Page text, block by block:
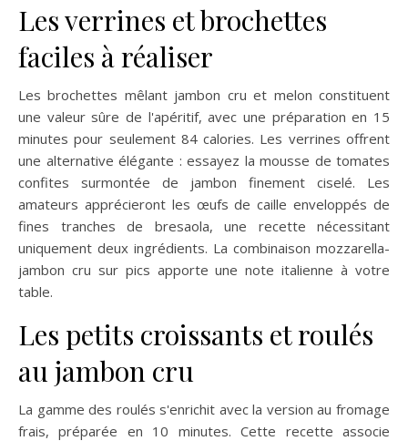
Les verrines et brochettes
faciles à réaliser
Les brochettes mêlant jambon cru et melon constituent
une valeur sûre de l'apéritif, avec une préparation en 15
minutes pour seulement 84 calories. Les verrines offrent
une alternative élégante : essayez la mousse de tomates
confites surmontée de jambon finement ciselé. Les
amateurs apprécieront les œufs de caille enveloppés de
fines tranches de bresaola, une recette nécessitant
uniquement deux ingrédients. La combinaison mozzarella-
jambon cru sur pics apporte une note italienne à votre
table.
Les petits croissants et roulés
au jambon cru
La gamme des roulés s'enrichit avec la version au fromage
frais, préparée en 10 minutes. Cette recette associe